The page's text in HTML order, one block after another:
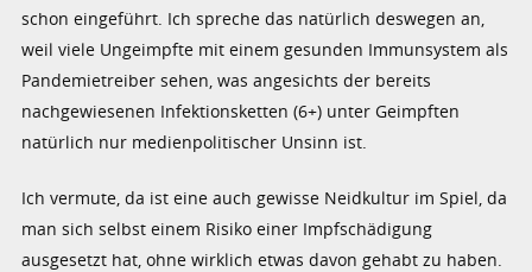
schon eingeführt. Ich spreche das natürlich deswegen an,
weil viele Ungeimpfte mit einem gesunden Immunsystem als
Pandemietreiber sehen, was angesichts der bereits
nachgewiesenen Infektionsketten (6+) unter Geimpften
natürlich nur medienpolitischer Unsinn ist.
Ich vermute, da ist eine auch gewisse Neidkultur im Spiel, da
man sich selbst einem Risiko einer Impfschädigung
ausgesetzt hat, ohne wirklich etwas davon gehabt zu haben.